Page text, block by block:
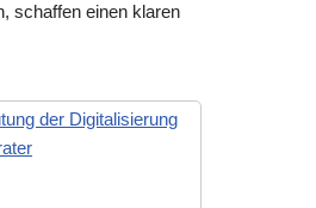
schaffen einen klaren